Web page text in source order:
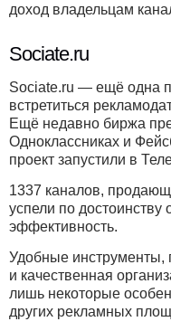
доход владельцам
Sociate.ru
Sociate.ru — ещё одна
встретиться
Ещё недавно биржа
Одноклассниках и
проект запустили в
1337 каналов,
успели по достоинству
эффективность.
Удобные инструменты,
и качественная
лишь некоторые
других рекламных